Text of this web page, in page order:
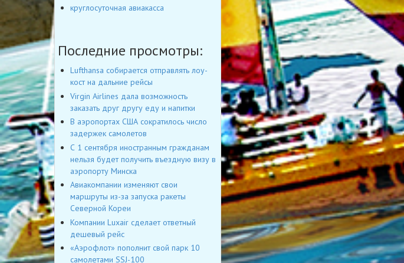
круглосуточная авиакасса
Последние просмотры:
Lufthansa собирается отправлять лоу-
кост на дальние рейсы
Virgin Airlines дала возможность
заказать друг другу еду и напитки
В аэропортах США сократилось число
задержек самолетов
С 1 сентября иностранным гражданам
нельзя будет получить въездную визу в
аэропорту Минска
Авиакомпании изменяют свои
маршруты из-за запуска ракеты
Северной Кореи
Компании Luxair сделает ответный
дешевый рейс
«Аэрофлот» пополнит свой парк 10
самолетами SSJ-100